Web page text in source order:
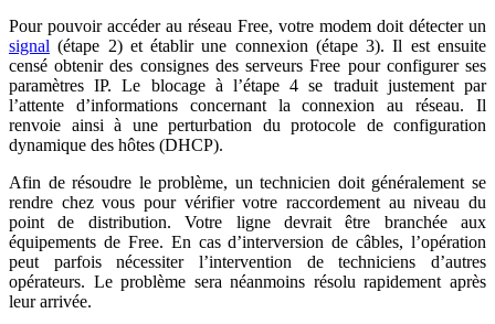
Pour pouvoir accéder au réseau Free, votre modem doit détecter un
signal (étape 2) et établir une connexion (étape 3). Il est ensuite
censé obtenir des consignes des serveurs Free pour configurer ses
paramètres IP. Le blocage à l’étape 4 se traduit justement par
l’attente d’informations concernant la connexion au réseau. Il
renvoie ainsi à une perturbation du protocole de configuration
dynamique des hôtes (DHCP).
Afin de résoudre le problème, un technicien doit généralement se
rendre chez vous pour vérifier votre raccordement au niveau du
point de distribution. Votre ligne devrait être branchée aux
équipements de Free. En cas d’interversion de câbles, l’opération
peut parfois nécessiter l’intervention de techniciens d’autres
opérateurs. Le problème sera néanmoins résolu rapidement après
leur arrivée.